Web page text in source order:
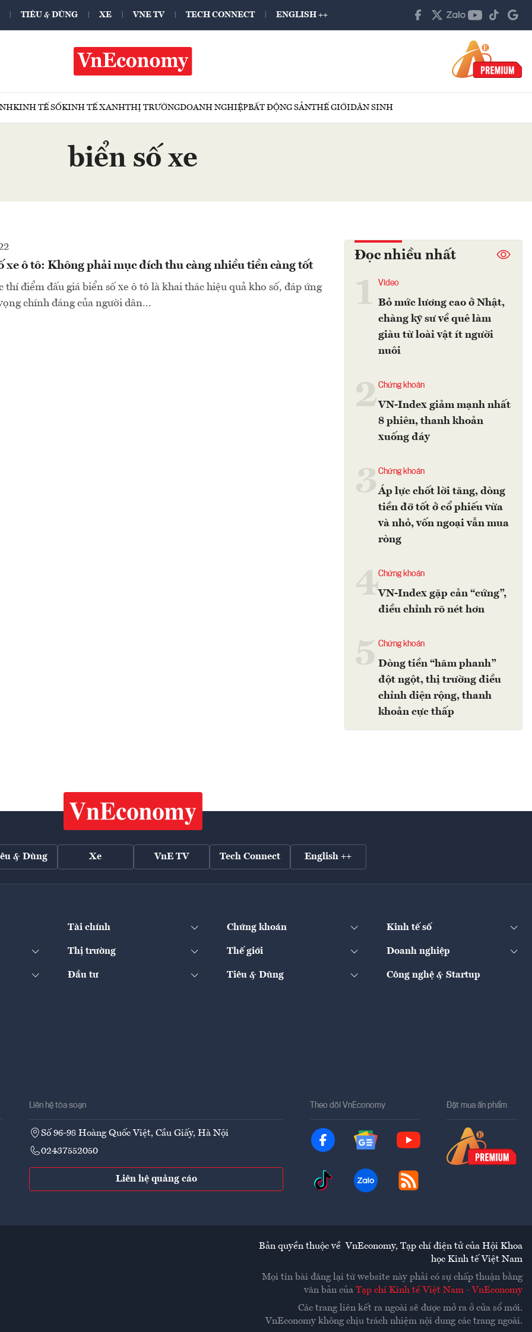
TIÊU & DÙNG XE VNE TV TECH CONNECT ENGLISH ++
KINH TẾ SỐKINH TẾ XANHTHỊ TRƯỜNGDOANH NGHIỆPBẤT ĐỘNG SẢNTHẾ GIỚIDÂN SINH
biển số xe
xe ô tô: Không phải mục đích thu càng nhiều tiền càng tốt
thí điểm đấu giá biển số xe ô tô là khai thác hiệu quả kho số, đáp ứng
chính đáng của người dân...
Đọc nhiều nhất
Video
Bỏ mức lương cao ở Nhật,
chàng kỹ sư về quê làm
giàu từ loài vật ít người
nuôi
2Chứng khoán
VN-Index giảm mạnh nhất
8 phiên, thanh khoản
xuống đáy
Chứng khoán
Áp lực chốt lời tăng, dòng
tiền đỡ tốt ở cổ phiếu vừa
và nhỏ, vốn ngoại vẫn mua
ròng
4Chứng khoán
VN-Index gặp cản “cứng”,
điều chỉnh rõ nét hơn
Chứng khoán
Dòng tiền “hãm phanh”
đột ngột, thị trường điều
chỉnh diện rộng, thanh
khoản cực thấp
& Dùng Xe VnE TV Tech Connect English ++
Tài chính Chứng khoán Kinh tế số
Thị trường Thế giới Doanh nghiệp
Đầu tư Tiêu & Dùng Công nghệ & Startup
Liên hệ tòa soạn
Số 96-98 Hoàng Quốc Việt, Cầu Giấy, Hà Nội
02437552050
Liên hệ quảng cáo
Theo dõi VnEconomy Đặt mua ấn phẩm
Bản quyền thuộc về VnEconomy, Tạp chí điện tử của Hội Khoa
học Kinh tế Việt Nam
Mọi tin bài đăng lại từ website này phải có sự chấp thuận bằng
văn bản của Tạp chí Kinh tế Việt Nam - VnEconomy
Các trang liên kết ra ngoài sẽ được mở ra ở cửa sổ mới.
VnEconomy không chịu trách nhiệm nội dung các trang ngoài.